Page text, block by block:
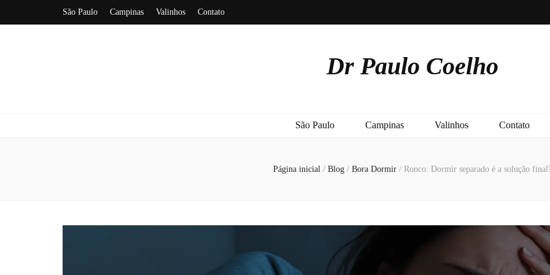
São Paulo Campinas Valinhos Contato
Dr Paulo Coelho
São Paulo Campinas Valinhos Contato
Página inicial / Blog / Bora Dormir / Ronco: Dormir separado é a solução